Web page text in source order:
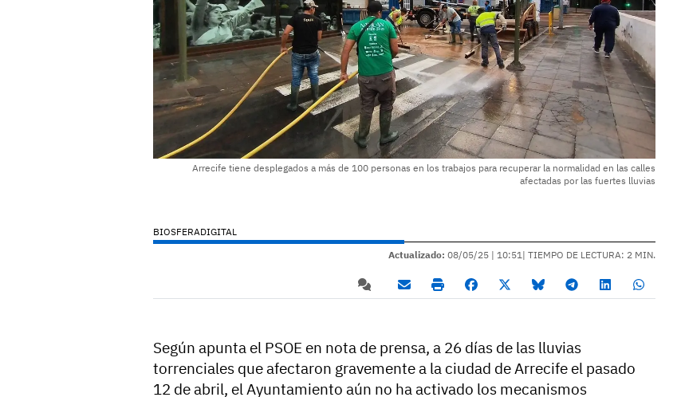
Arrecife tiene desplegados a más de 100 personas en los trabajos para recuperar la normalidad en las calles
afectadas por las fuertes lluvias
BIOSFERADIGITAL
Actualizado: 08/05/25 | 10:51| TIEMPO DE LECTURA: 2 MIN.
Según apunta el PSOE en nota de prensa, a 26 días de las lluvias
torrenciales que afectaron gravemente a la ciudad de Arrecife el pasado
12 de abril, el Ayuntamiento aún no ha activado los mecanismos